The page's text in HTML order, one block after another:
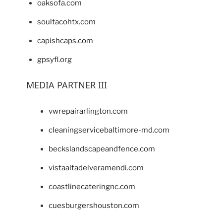
oaksofa.com
soultacohtx.com
capishcaps.com
gpsyfl.org
MEDIA PARTNER III
vwrepairarlington.com
cleaningservicebaltimore-md.com
beckslandscapeandfence.com
vistaaltadelveramendi.com
coastlinecateringnc.com
cuesburgershouston.com